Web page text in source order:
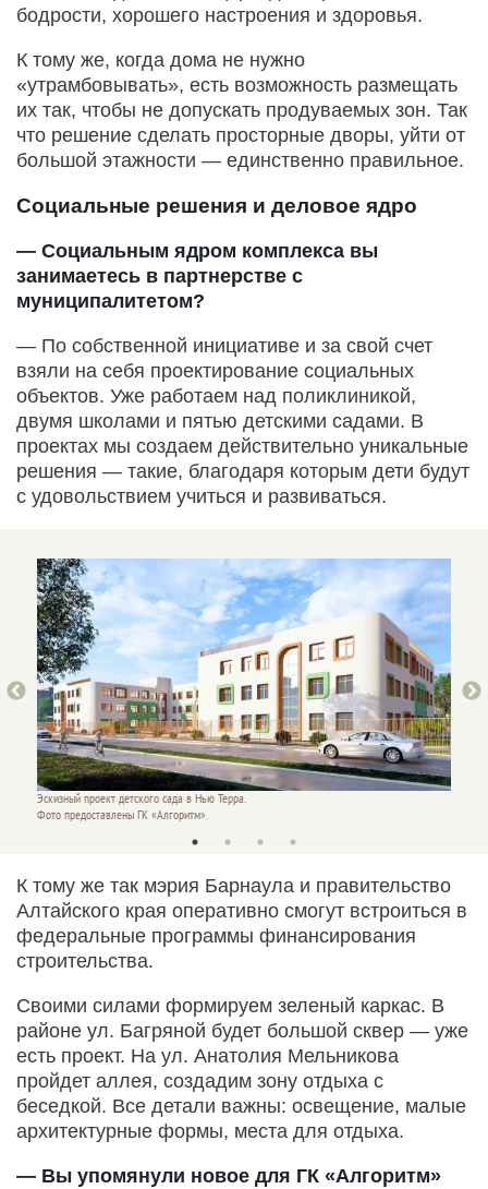
бодрости, хорошего настроения и здоровья.
К тому же, когда дома не нужно
«утрамбовывать», есть возможность размещать
их так, чтобы не допускать продуваемых зон. Так
что решение сделать просторные дворы, уйти от
большой этажности — единственно правильное.
Социальные решения и деловое ядро
— Социальным ядром комплекса вы
занимаетесь в партнерстве с
муниципалитетом?
— По собственной инициативе и за свой счет
взяли на себя проектирование социальных
объектов. Уже работаем над поликлиникой,
двумя школами и пятью детскими садами. В
проектах мы создаем действительно уникальные
решения — такие, благодаря которым дети будут
с удовольствием учиться и развиваться.
Эскизный проект детского сада в Нью Терра.
Фото предоставлены ГК «Алгоритм».
К тому же так мэрия Барнаула и правительство
Алтайского края оперативно смогут встроиться в
федеральные программы финансирования
строительства.
Своими силами формируем зеленый каркас. В
районе ул. Багряной будет большой сквер — уже
есть проект. На ул. Анатолия Мельникова
пройдет аллея, создадим зону отдыха с
беседкой. Все детали важны: освещение, малые
архитектурные формы, места для отдыха.
— Вы упомянули новое для ГК «Алгоритм»